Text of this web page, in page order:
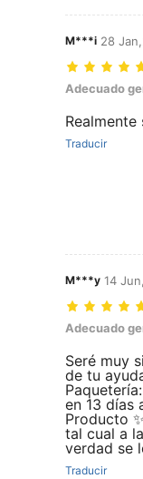
M***i 28
Adecuado
Adecuado
Traducir
M***y 14
Adecuado
Adecuado
Seré muy
de tu
en 13 días
Producto
tal cual a
verdad se
Traducir